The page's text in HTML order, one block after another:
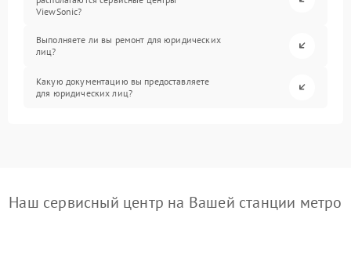
ViewSonic?
Выполняете ли вы ремонт для юридических
лиц?
Какую документацию вы предоставляете
для юридических лиц?
Наш сервисный центр на Вашей станции метро